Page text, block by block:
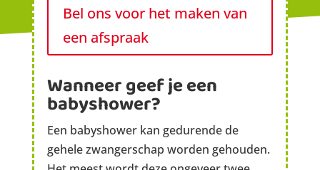
Bel ons voor het maken van
een afspraak
Wanneer geef je een
babyshower?
Een babyshower kan gedurende de
gehele zwangerschap worden gehouden.